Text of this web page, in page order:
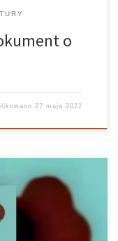
o
27 maja 2022
Co się